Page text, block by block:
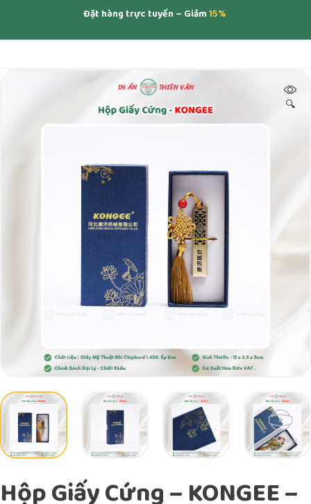
Đặt hàng trực tuyến – Giảm15%
🔍
360 View
Hộp Giấy Cứng – KONGEE –